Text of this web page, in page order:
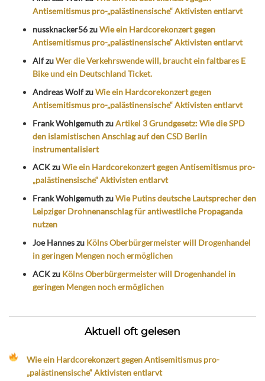
Antisemitismus pro-„palästinensische“ Aktivisten entlarvt
nussknacker56zuWie ein Hardcorekonzert gegen
Antisemitismus pro-„palästinensische“ Aktivisten entlarvt
AlfzuWer die Verkehrswende will, braucht ein faltbares E
Bike und ein Deutschland Ticket.
Andreas WolfzuWie ein Hardcorekonzert gegen
Antisemitismus pro-„palästinensische“ Aktivisten entlarvt
Frank WohlgemuthzuArtikel 3 Grundgesetz: Wie die SPD
den islamistischen Anschlag auf den CSD Berlin
instrumentalisiert
ACKzuWie ein Hardcorekonzert gegen Antisemitismus pro-
„palästinensische“ Aktivisten entlarvt
Frank WohlgemuthzuWie Putins deutsche Lautsprecher den
Leipziger Drohnenanschlag für antiwestliche Propaganda
nutzen
Joe Hanneszu Kölns Oberbürgermeister will Drogenhandel
in geringen Mengen noch ermöglichen
ACKzu Kölns Oberbürgermeister will Drogenhandel in
geringen Mengen noch ermöglichen
Aktuell oft gelesen
Wie ein Hardcorekonzert gegen Antisemitismus pro-
„palästinensische“ Aktivisten entlarvt